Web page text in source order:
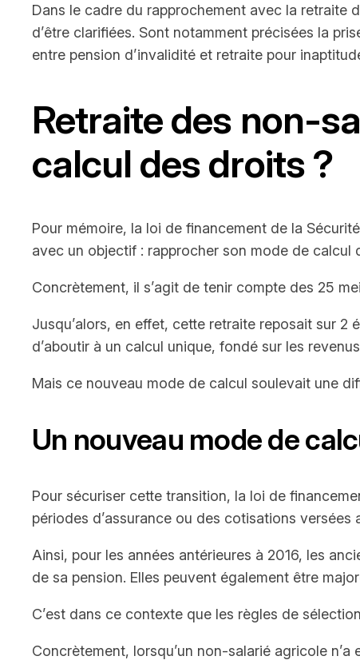
Dans le cadre du rapprochement avec la retraite
d’être clarifiées. Sont notamment précisées la
entre pension d’invalidité et retraite pour
Retraite des non-
calcul des droits ?
Pour mémoire, la loi de financement de la
avec un objectif : rapprocher son mode de calcul
Concrètement, il s’agit de tenir compte des 25
Jusqu’alors, en effet, cette retraite reposait sur
d’aboutir à un calcul unique, fondé sur les
Mais ce nouveau mode de calcul soulevait une
Un nouveau mode de
Pour sécuriser cette transition, la loi de
périodes d’assurance ou des cotisations
Ainsi, pour les années antérieures à 2016, les
de sa pension. Elles peuvent également être
C’est dans ce contexte que les règles de
Concrètement, lorsqu’un non-salarié agricole